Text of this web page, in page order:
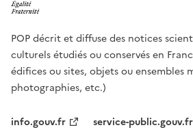
POP décrit et diffuse des notices
culturels étudiés ou conservés en
édifices ou sites, objets ou ensembles
photographies, etc.)
info.gouv.fr service-public.gouv.fr